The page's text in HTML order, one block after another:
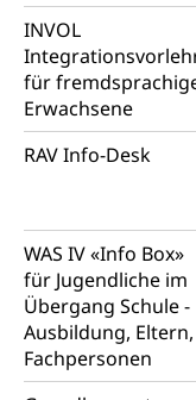
INVOL
für
Erwachsene
RAV Info-Desk
WAS IV «Info Box»
für Jugendliche im
Übergang Schule -
Ausbildung, Eltern,
Fachpersonen
Bücher,
Zentral-
Kulturelle
Museen, Theater,
Kunst &
Kulturförderung
Kulturpolitik,
kulturelles
Förderung,
Werkbeitrag,
Bildende Kunst,
Musik,
Filmförderung,
Werkankäufe,